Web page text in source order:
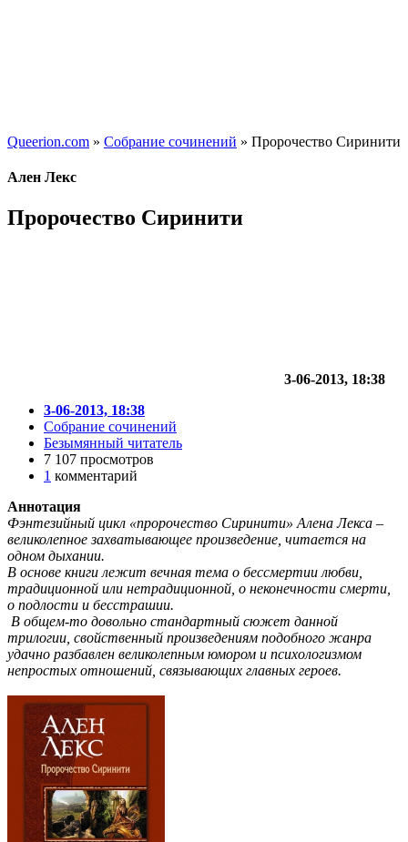
Queerion.com » Собрание сочинений » Пророчество Сиринити
Ален Лекс
Пророчество Сиринити
3-06-2013, 18:38
3-06-2013, 18:38
Собрание сочинений
Безымянный читатель
7 107 просмотров
1 комментарий
Аннотация
Фэнтезийный цикл «пророчество Сиринити» Алена Лекса –
великолепное захватывающее произведение, читается на
одном дыхании.
В основе книги лежит вечная тема о бессмертии любви,
традиционной или нетрадиционной, о неконечности смерти,
о подлости и бесстрашии.
В общем-то довольно стандартный сюжет данной
трилогии, свойственный произведениям подобного жанра
удачно разбавлен великолепным юмором и психологизмом
непростых отношений, связывающих главных героев.